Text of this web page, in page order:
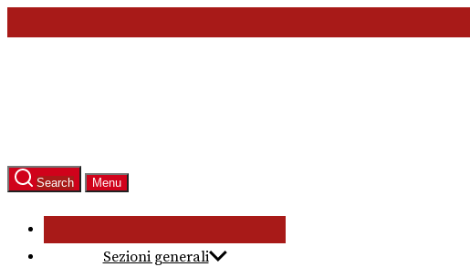
to
Search Menu
Sezioni generali